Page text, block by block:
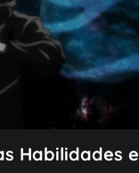
Habilidades e